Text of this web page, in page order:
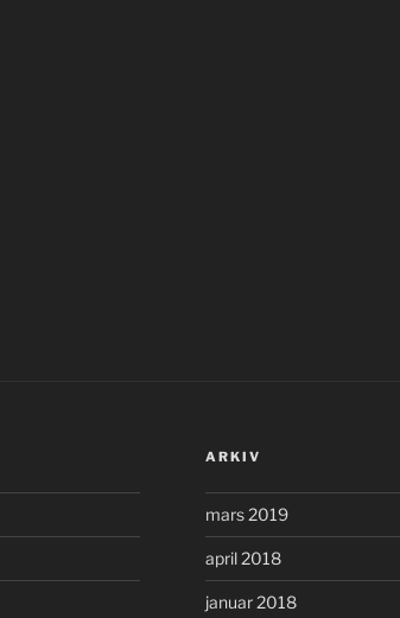
ARKIV
mars 2019
april 2018
januar 2018